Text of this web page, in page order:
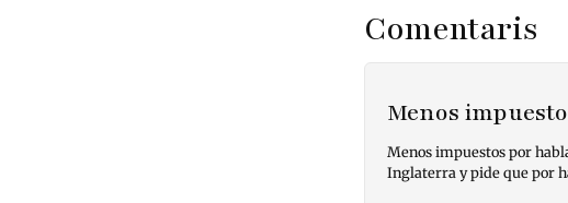
Comentaris
Menos
Menos impuestos por
Inglaterra y pide que por